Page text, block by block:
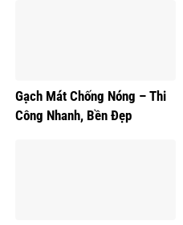
Gạch Mát Chống Nóng – Thi
Công Nhanh, Bền Đẹp